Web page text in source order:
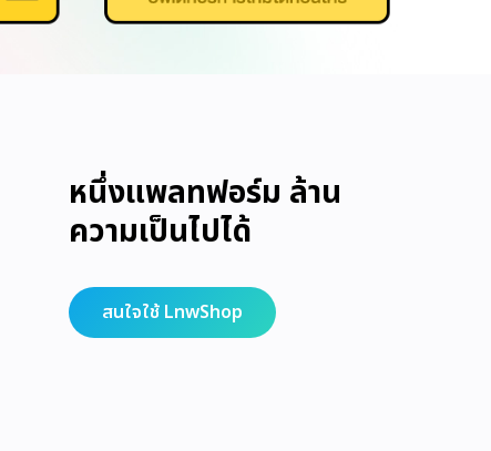
หนึ่งแพลทฟอร์ม ล้าน
ความเป็นไปได้
สนใจใช้ LnwShop